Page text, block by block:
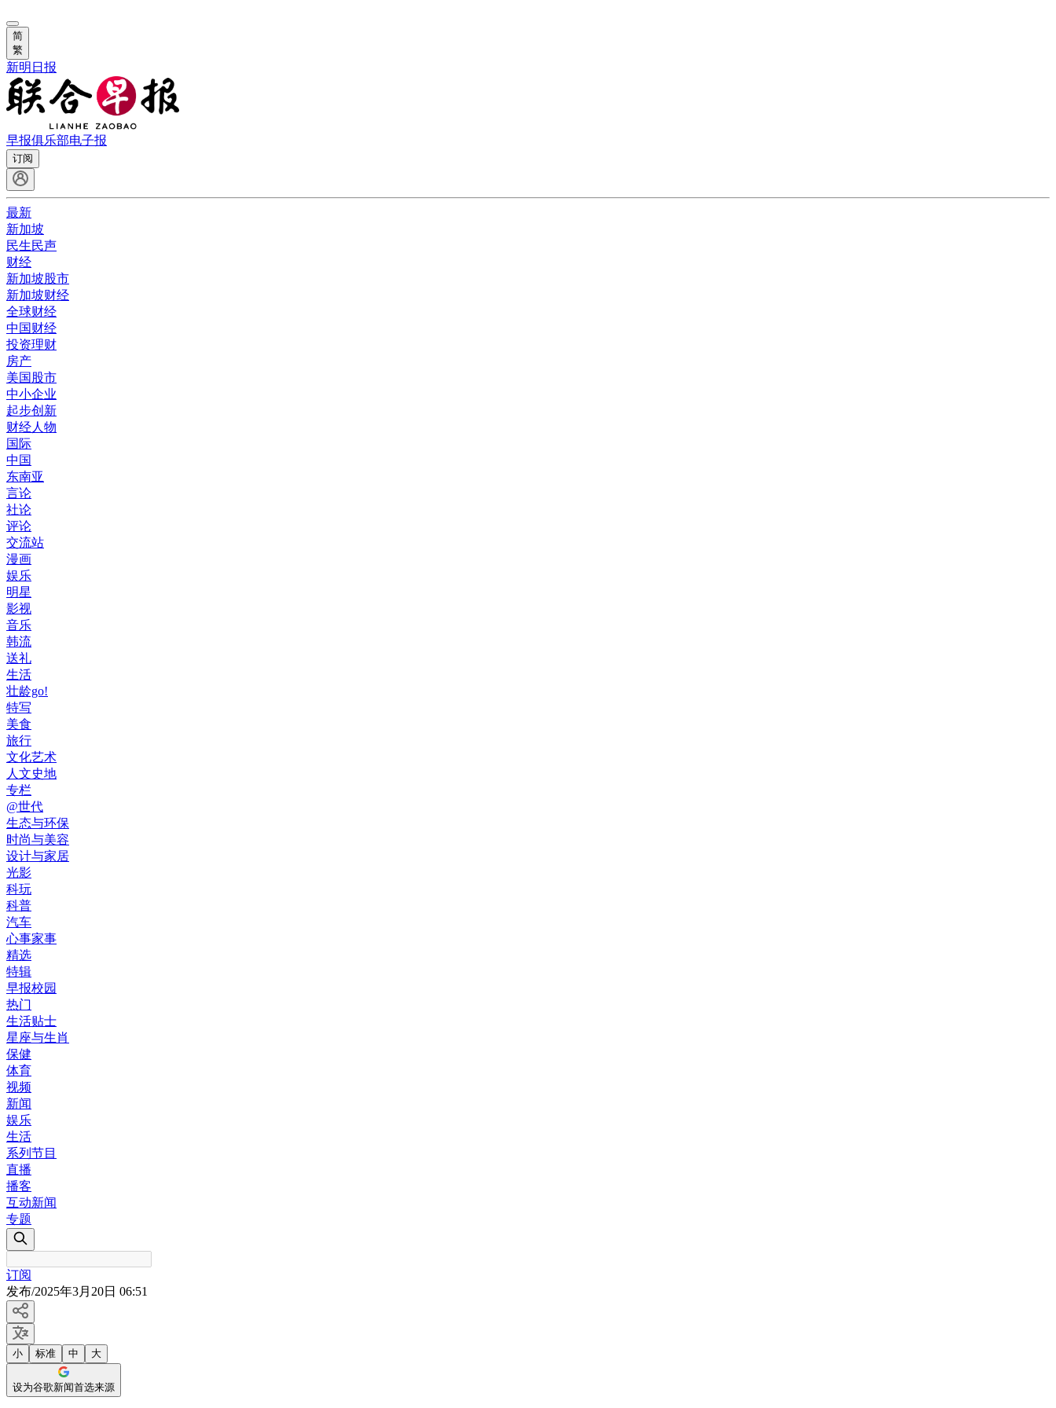
简
繁
新明日报
早报俱乐部电子报
订阅
最新
新加坡
民生民声
财经
新加坡股市
新加坡财经
全球财经
中国财经
投资理财
房产
美国股市
中小企业
起步创新
财经人物
国际
中国
东南亚
言论
社论
评论
交流站
漫画
娱乐
明星
影视
音乐
韩流
送礼
生活
壮龄go!
特写
美食
旅行
文化艺术
人文史地
专栏
@世代
生态与环保
时尚与美容
设计与家居
光影
科玩
科普
汽车
心事家事
精选
特辑
早报校园
热门
生活贴士
星座与生肖
保健
体育
视频
新闻
娱乐
生活
系列节目
直播
播客
互动新闻
专题
订阅
发布/2025年3月20日 06:51
小 标准 中 大
设为谷歌新闻首选来源